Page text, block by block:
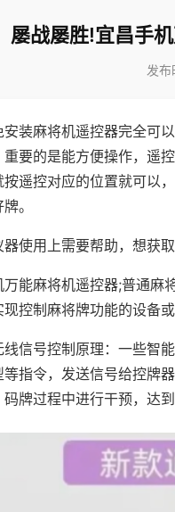
屡战屡胜!宜昌手
发
安装麻将机遥控器完全可
要的是能方便操作，遥
按遥控对应的位置就可以
。
器使用上需要帮助，想获
万能麻将机遥控器;普通麻
控制麻将牌功能的设备或
线信号控制原理：一些智
指令，发送信号给控牌
牌过程中进行干预，达到